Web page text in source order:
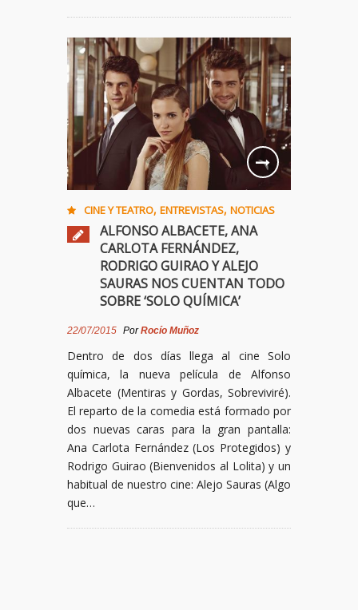
CINE Y TEATRO, ENTREVISTAS, NOTICIAS
ALFONSO ALBACETE, ANA
CARLOTA FERNÁNDEZ,
RODRIGO GUIRAO Y ALEJO
SAURAS NOS CUENTAN TODO
SOBRE ‘SOLO QUÍMICA’
22/07/2015 PorRocío Muñoz
Dentro de dos días llega al cine Solo
química, la nueva película de Alfonso
Albacete (Mentiras y Gordas, Sobreviviré).
El reparto de la comedia está formado por
dos nuevas caras para la gran pantalla:
Ana Carlota Fernández (Los Protegidos) y
Rodrigo Guirao (Bienvenidos al Lolita) y un
habitual de nuestro cine: Alejo Sauras (Algo
que…